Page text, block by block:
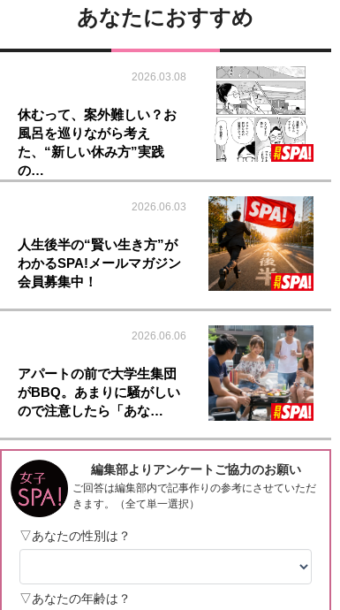
あなたにおすすめ
2026.03.08
休むって、案外難しい？お
風呂を巡りながら考え
た、“新しい休み方”実践
の…
2026.06.03
人生後半の“賢い生き方”が
わかるSPA!メールマガジン
会員募集中！
2026.06.06
アパートの前で大学生集団
がBBQ。あまりに騒がしい
ので注意したら「あな…